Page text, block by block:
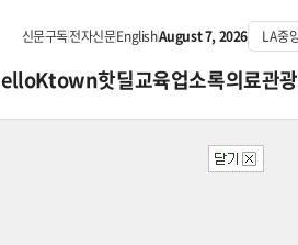
신문구독전자신문EnglishAugust 7, 2026
핫딜교육업소록의료관광